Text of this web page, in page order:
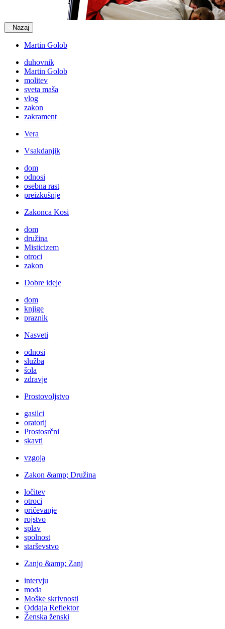
Nazaj
Martin Golob
duhovnik
Martin Golob
molitev
sveta maša
vlog
zakon
zakrament
Vera
Vsakdanjik
dom
odnosi
osebna rast
preizkušnje
Zakonca Kosi
dom
družina
Misticizem
otroci
zakon
Dobre ideje
dom
knjige
praznik
Nasveti
odnosi
služba
šola
zdravje
Prostovoljstvo
gasilci
oratorij
Prostosrčni
skavti
vzgoja
Zakon &amp; Družina
ločitev
otroci
pričevanje
rojstvo
splav
spolnost
starševstvo
Zanjo &amp; Zanj
intervju
moda
Moške skrivnosti
Oddaja Reflektor
Ženska ženski